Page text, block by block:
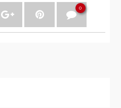
0